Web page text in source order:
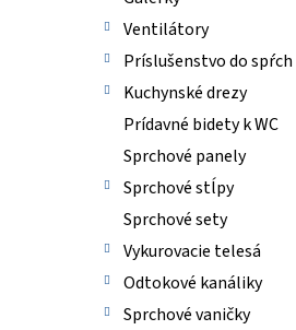
Ventilátory
Príslušenstvo do spŕch
Kuchynské drezy
Prídavné bidety k WC
Sprchové panely
Sprchové stĺpy
Sprchové sety
Vykurovacie telesá
Odtokové kanáliky
Sprchové vaničky